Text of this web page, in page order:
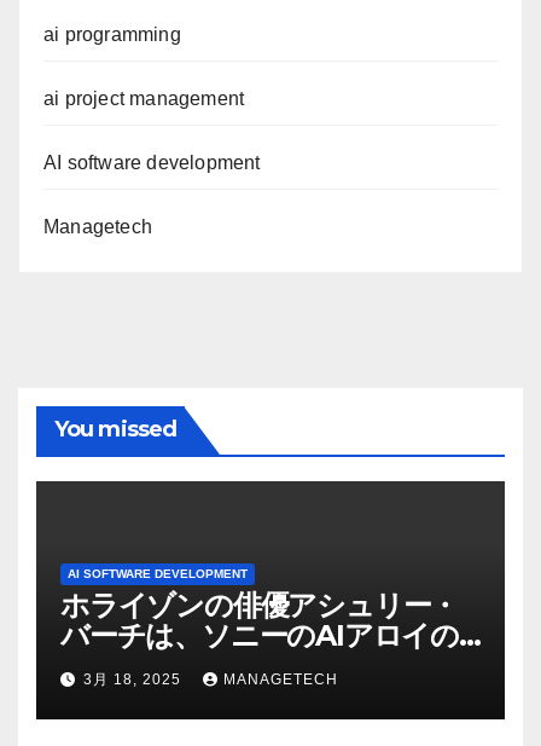
ai programming
ai project management
AI software development
Managetech
You missed
AI SOFTWARE DEVELOPMENT
ホライゾンの俳優アシュリー・
バーチは、ソニーのAIアロイの
ビデオを見て「ゲームパフォー
マンスという芸術形式に不安を
感じた」と語る – IGN
3月 18, 2025 MANAGETECH